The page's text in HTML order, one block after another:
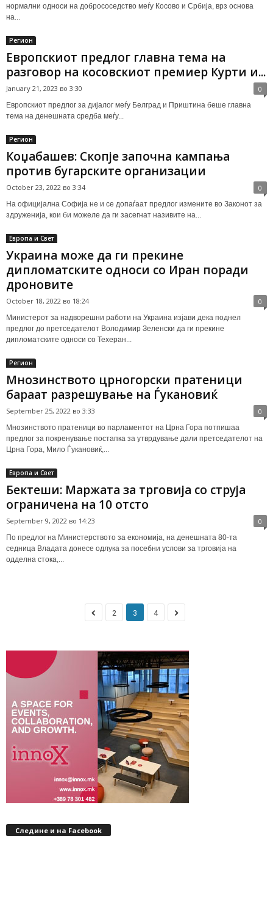
нормални односи на добрососедство меѓу Косово и Србија, врз основа
на...
Регион
Европскиот предлог главна тема на
разговор на косовскиот премиер Курти и...
January 21, 2023 во 3:30 0
Европскиот предлог за дијалог меѓу Белград и Приштина беше главна
тема на денешната средба меѓу...
Регион
Коџабашев: Скопје започна кампања
против бугарските организации
October 23, 2022 во 3:34 0
На официјална Софија не и се допаѓаат предлог измените во Законот за
здруженија, кои би можеле да ги засегнат називите на...
Европа и Свет
Украина може да ги прекине
дипломатските односи со Иран поради
дроновите
October 18, 2022 во 18:24 0
Министерот за надворешни работи на Украина изјави дека поднел
предлог до претседателот Володимир Зеленски да ги прекине
дипломатските односи со Техеран...
Регион
Мнозинството црногорски пратеници
бараат разрешување на Ѓукановиќ
September 25, 2022 во 3:33 0
Мнозинството пратеници во парламентот на Црна Гора потпишаа
предлог за покренување постапка за утврдување дали претседателот на
Црна Гора, Мило Ѓукановиќ,...
Европа и Свет
Бектеши: Маржата за трговија со струја
ограничена на 10 отсто
September 9, 2022 во 14:23 0
По предлог на Министерството за економија, на денешната 80-та
седница Владата донесе одлука за посебни услови за трговија на
одделна стока,...
2 3 4
Следине и на Facebook